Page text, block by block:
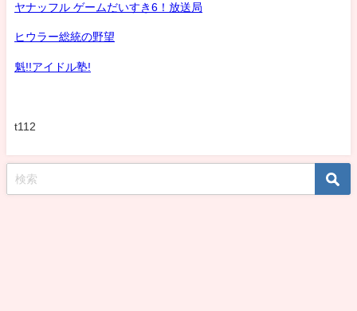
ヤナッフル ゲームだいすき6！放送局
ヒウラー総統の野望
魁!!アイドル塾!
t112